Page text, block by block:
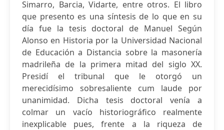
Simarro, Barcia, Vidarte, entre otros. El libro
que presento es una síntesis de lo que en su
día fue la tesis doctoral de Manuel Según
Alonso en Historia por la Universidad Nacional
de Educación a Dis­tancia sobre la masonería
madrileña de la primera mitad del siglo XX.
Presidí el tribunal que le otorgó un
merecidísimo sobresaliente cum laude por
unanimidad. Dicha tesis doctoral venía a
colmar un vacío historiográfico realmente
inexplicable pues, frente a la riqueza de